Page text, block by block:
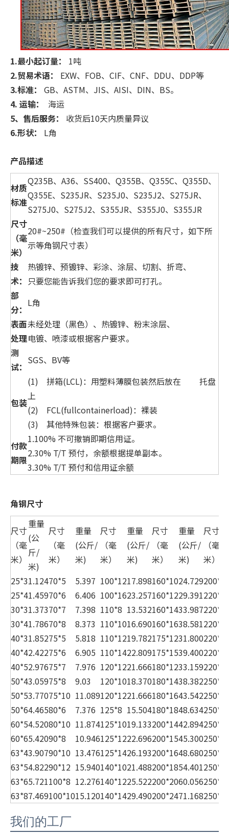
1.最小起订量： 1吨
2.贸易术语： EXW、FOB、CIF、CNF、DDU、DDP等
3.标准： GB、ASTM、JIS、AISI、DIN、BS。
4. 运输：
海运
5、售后服务： 收货后10天内质量异议
6.形状： L角
产品描述
材质
标准
Q235B、A36、SS400、Q355B、Q355C、Q355D、
Q355E、S235JR、S235J0、S235J2、S275JR、
S275J0、S275J2、S355JR、S355J0、S355JR
尺寸
（毫
米）
20#~250#（检查我们可以提供的所有尺寸，如下所
示等角钢尺寸表）
技
术：
热镀锌、预镀锌、彩涂、涂层、切割、折弯、
只要您能告诉我们您的要求即可打孔。
部
分：
L角
表面
处理
未经处理（黑色）、热镀锌、粉末涂层、
电镀、喷漆或根据客户要求。
测
试：
SGS、BV等
包装
(1) 拼箱(LCL)：用塑料薄膜包装然后放在 托盘
上
(2) FCL(fullcontainerload)：裸装
(3) 其他特殊包装：根据客户要求。
付款
期限
1.100% 不可撤销即期信用证。
2.30% T/T 预付，余额根据提单副本。
3.30% T/T 预付和信用证余额
角钢尺寸
尺寸
（毫
米）
重量
(公
斤/
米)
尺寸
（毫
米）
重量
(公斤/
米)
尺寸
（毫
米）
重量
(公斤/
米)
尺寸
（毫
米）
重量
(公斤/
米)
尺寸
（毫
米）
25*31.12470*5 5.397 100*1217.898160*1024.729
25*41.45970*6 6.406 100*1623.257160*1229.391
30*31.37370*7 7.398 110*8 13.532160*1433.987
30*41.78670*8 8.373 110*1016.690160*1638.581
40*31.85275*5 5.818 110*1219.782175*1231.800
40*42.42275*6 6.905 110*1422.809175*1539.400
40*52.97675*7 7.976 120*1221.666180*1233.159
50*43.05975*8 9.03 120*1018.370180*1438.382
50*53.77075*10 11.089120*1221.666180*1643.542
50*64.46580*6 7.376 125*8 15.504180*1848.634
60*54.52080*10 11.874125*1019.133200*1442.894
60*65.42090*8 10.946125*1222.696200*1545.300
63*43.90790*10 13.476125*1426.193200*1648.680
63*54.82290*12 15.940140*1021.488200*1854.401
63*65.721100*8 12.276140*1225.522200*2060.056
63*87.469100*1015.120140*1429.490200*2471.168
我们的工厂